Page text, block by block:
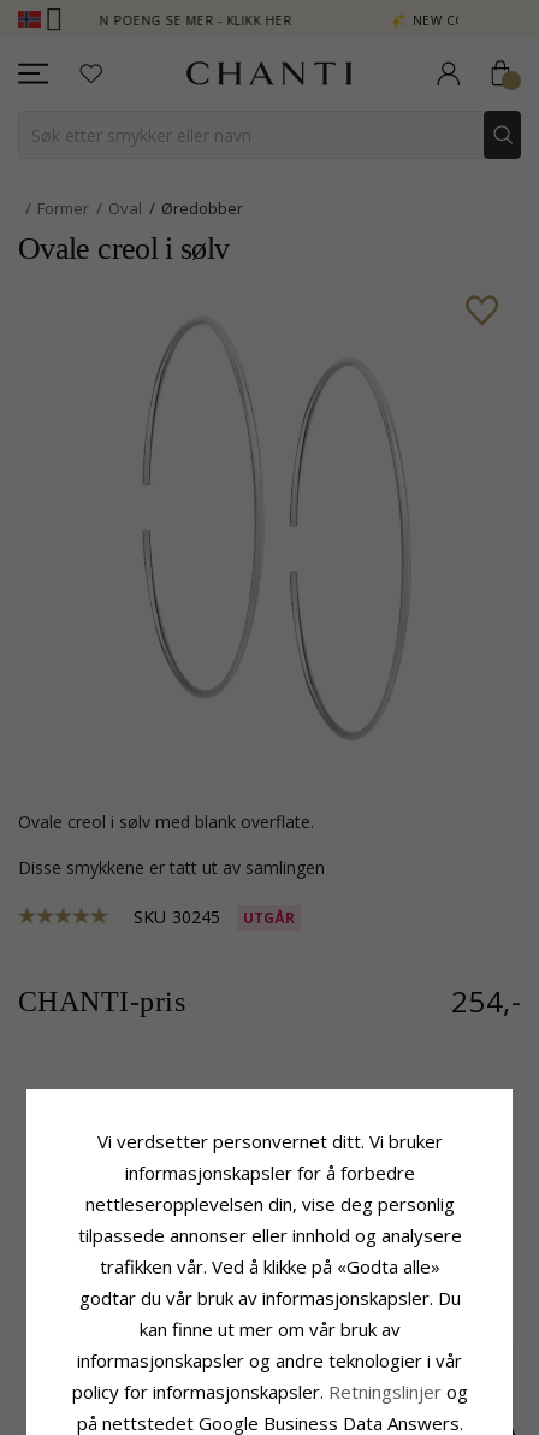
- TJEN POENG SE MER - KLIKK HER NEW COLLECTION | AURA
Former Oval Øredobber
Ovale creol i sølv
ovale creol i sølv med blank overflate.
Disse smykkene er tatt ut av samlingen
SKU 30245 UTGÅR
CHANTI-pris 254,-
Ovale
Sølv
Overflate: Blank
Høyde:34,5 mm
23,0 mm
Leveringstid
Ca. 5-10 Hverdager
MEST POPULÆRE PRODUKTER I
KATEGORIEN
Vi verdsetter personvernet ditt. Vi bruker
informasjonskapsler for å forbedre
nettleseropplevelsen din, vise deg personlig
tilpassede annonser eller innhold og analysere
trafikken vår. Ved å klikke på «Godta alle»
godtar du vår bruk av informasjonskapsler. Du
kan finne ut mer om vår bruk av
informasjonskapsler og andre teknologier i vår
policy for informasjonskapsler. Retningslinjer og
på nettstedet Google Business Data Answers.